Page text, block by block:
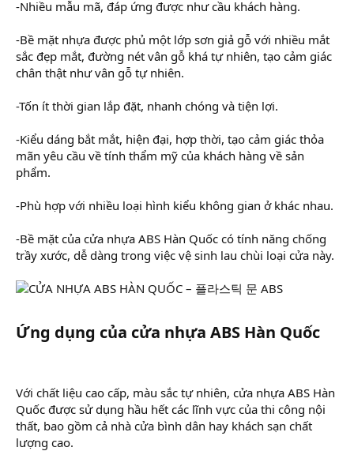
-Nhiều mẫu mã, đáp ứng được như cầu khách hàng.
-Bề mặt nhựa được phủ một lớp sơn giả gỗ với nhiều mắt
sắc đẹp mắt, đường nét vân gỗ khá tự nhiên, tạo cảm giác
chân thật như vân gỗ tự nhiên.
-Tốn ít thời gian lắp đặt, nhanh chóng và tiện lợi.
-Kiểu dáng bắt mắt, hiện đại, hợp thời, tạo cảm giác thỏa
mãn yêu cầu về tính thẩm mỹ của khách hàng về sản
phẩm.
-Phù hợp với nhiều loại hình kiểu không gian ở khác nhau.
-Bề mặt của cửa nhựa ABS Hàn Quốc có tính năng chống
trầy xước, dễ dàng trong việc vệ sinh lau chùi loại cửa này.
Ứng dụng của cửa nhựa ABS Hàn Quốc​
Với chất liệu cao cấp, màu sắc tự nhiên, cửa nhựa ABS Hàn
Quốc được sử dụng hầu hết các lĩnh vực của thi công nội
thất, bao gồm cả nhà cửa bình dân hay khách sạn chất
lượng cao.